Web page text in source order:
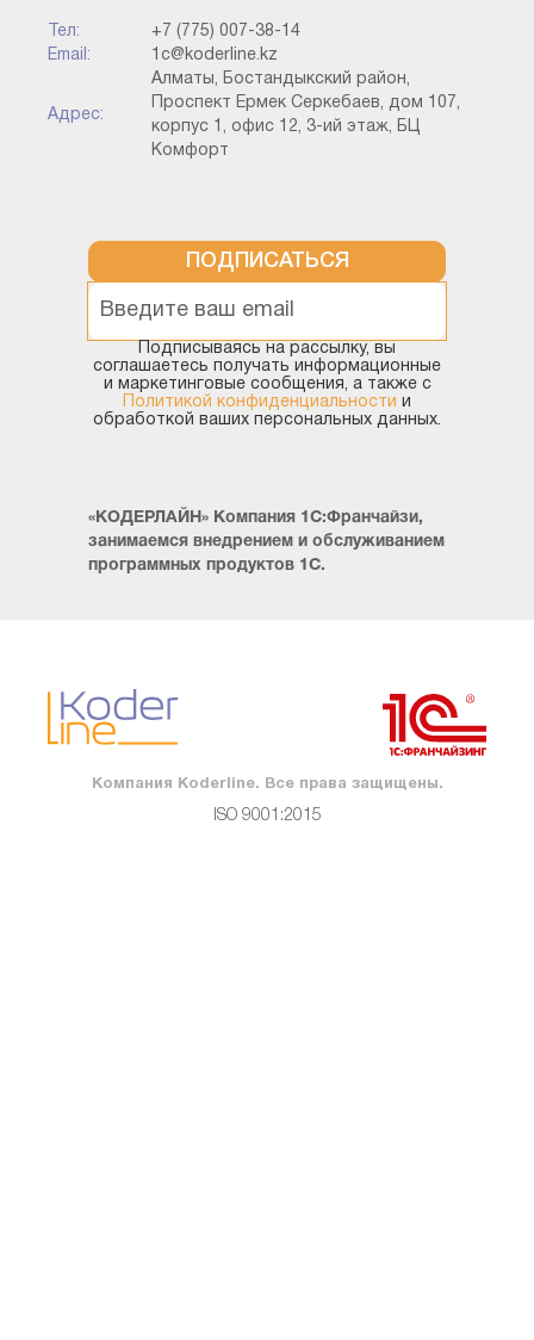
Тел:
+7 (775) 007-38-14
Email:
1c@koderline.kz
Адрес:
Алматы, Бостандыкский район,
Проспект Ермек Серкебаев, дом 107,
корпус 1, офис 12, 3-ий этаж, БЦ
Комфорт
ПОДПИСАТЬСЯ
Подписываясь на рассылку, вы
соглашаетесь получать информационные
и маркетинговые сообщения, а также с
Политикой конфиденциальности и
обработкой ваших персональных данных.
«КОДЕРЛАЙН» Компания 1С:Франчайзи,
занимаемся внедрением и обслуживанием
программных продуктов 1С.
Компания Koderline. Все права защищены.
ISO 9001:2015